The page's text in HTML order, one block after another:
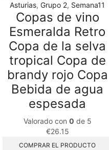
Asturias, Grupo 2, Semana11
Copas de vino
Esmeralda Retro
Copa de la selva
tropical Copa de
brandy rojo Copa
Bebida de agua
espesada
Valorado con 0 de 5
€26.15
COMPRAR EL PRODUCTO